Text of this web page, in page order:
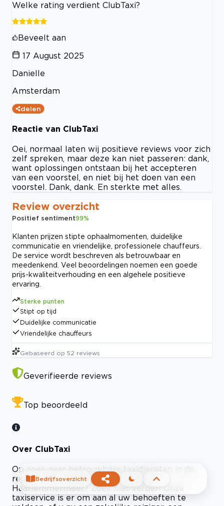
Welke rating verdient ClubTaxi?
Beveelt aan
17 August 2025
Danielle
Amsterdam
delen
Reactie van ClubTaxi
Oei, normaal laten wij positieve reviews voor zich
zelf spreken, maar deze kan niet passeren: dank,
want oplossingen ontstaan bij het accepteren
van een voorstel, en niet bij het doen van een
voorstel. Dank, dank. En sterkte met alles.
Review overzicht
Positief sentiment99%
Klanten prijzen stipte ophaalmomenten, duidelijke
communicatie en vriendelijke, professionele chauffeurs.
De service wordt beschreven als betrouwbaar en
meedenkend. Veel beoordelingen noemen een goede
prijs-kwaliteitverhouding en een algehele positieve
ervaring.
Sterke punten
Stipt op tijd
Duidelijke communicatie
Vriendelijke chauffeurs
Gebaseerd op 52 reviews
Geverifieerde reviews
Top beoordeeld
Over ClubTaxi
Op zoek naar betrouwbare taxidiensten in de
regio's van Amsterdam, Schiphol en
Haarlemmermeer? Zoek niet verder! Onze
taxiservice is er om aan al uw behoeften te
Bedrijfsoverzicht